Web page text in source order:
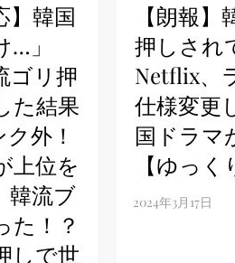
】韓国
…」
ゴリ押
た結果
外！
上位を
流ブ
た！？
しで世
【朗報】
押しされ
Netflix、
仕様変更
国ドラマ
【ゆっく